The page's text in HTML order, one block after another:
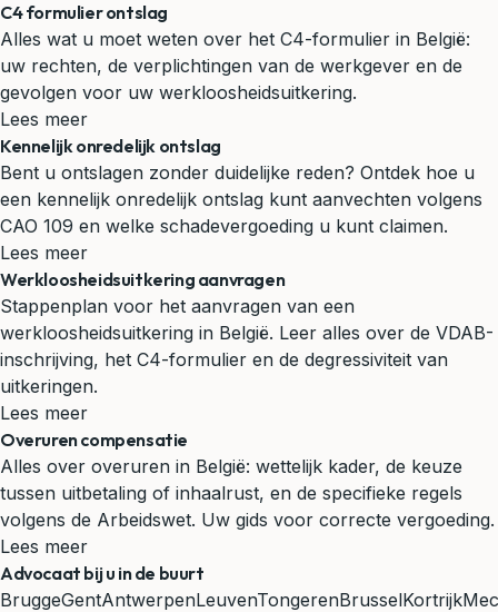
C4 formulier ontslag
Alles wat u moet weten over het C4-formulier in België:
uw rechten, de verplichtingen van de werkgever en de
gevolgen voor uw werkloosheidsuitkering.
Lees meer
Kennelijk onredelijk ontslag
Bent u ontslagen zonder duidelijke reden? Ontdek hoe u
een kennelijk onredelijk ontslag kunt aanvechten volgens
CAO 109 en welke schadevergoeding u kunt claimen.
Lees meer
Werkloosheidsuitkering aanvragen
Stappenplan voor het aanvragen van een
werkloosheidsuitkering in België. Leer alles over de VDAB-
inschrijving, het C4-formulier en de degressiviteit van
uitkeringen.
Lees meer
Overuren compensatie
Alles over overuren in België: wettelijk kader, de keuze
tussen uitbetaling of inhaalrust, en de specifieke regels
volgens de Arbeidswet. Uw gids voor correcte vergoeding.
Lees meer
Advocaat bij u in de buurt
BruggeGentAntwerpenLeuvenTongerenBrusselKortrijk